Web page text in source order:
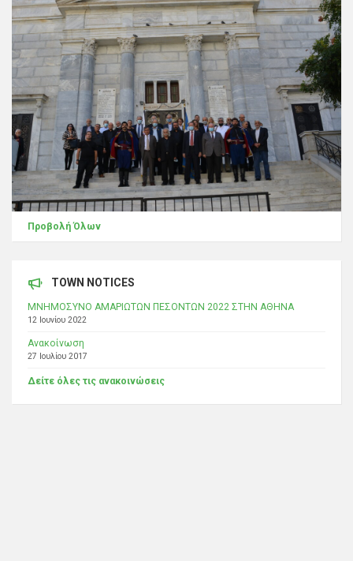
Προβολή Όλων
TOWN NOTICES
ΜΝΗΜΟΣΥΝΟ ΑΜΑΡΙΩΤΩΝ ΠΕΣΟΝΤΩΝ 2022 ΣΤΗΝ ΑΘΗΝΑ
12 Ιουνίου 2022
Ανακοίνωση
27 Ιουλίου 2017
Δείτε όλες τις ανακοινώσεις